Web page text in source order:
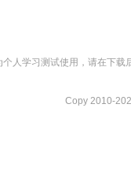
人学习测试使用，请在下
Copy 2010-